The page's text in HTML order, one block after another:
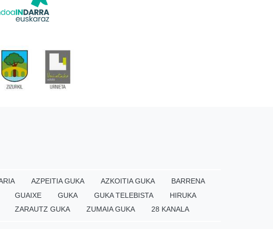
AZPEITIA GUKA AZKOITIA GUKA
BARRENA
GUAIXE GUKA GUKA TELEBISTA
HIRUKA
ZARAUTZ GUKA ZUMAIA GUKA 28 KANALA